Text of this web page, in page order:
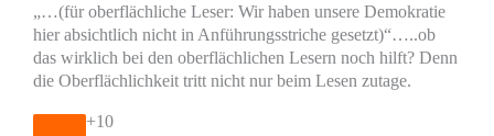
„…(für oberflächliche Leser: Wir haben unsere Demokratie
hier absichtlich nicht in Anführungsstriche gesetzt)“…..ob
das wirklich bei den oberflächlichen Lesern noch hilft? Denn
die Oberflächlichkeit tritt nicht nur beim Lesen zutage.
+10